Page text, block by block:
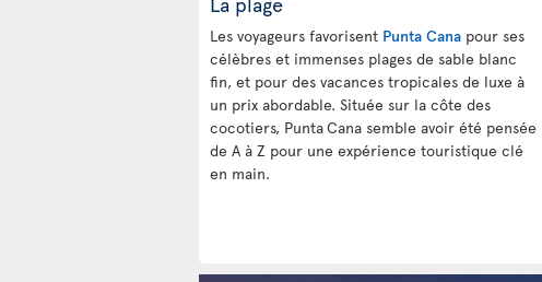
Les voyageurs favorisent Punta Cana pour ses
célèbres et immenses plages de sable blanc
fin, et pour des vacances tropicales de luxe à
un prix abordable. Située sur la côte des
cocotiers, PuntaCana semble avoir été pensée
de A à Z pour une expérience touristique clé
en main.